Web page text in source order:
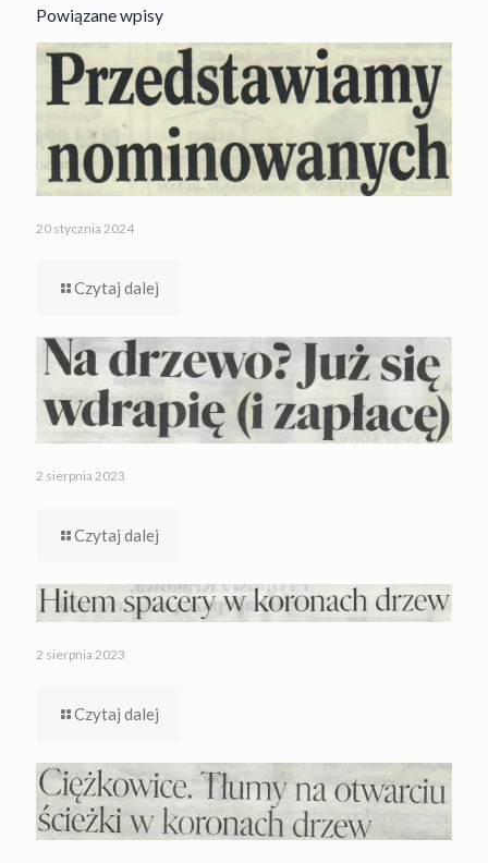
Powiązane wpisy
20 stycznia 2024
Czytaj dalej
2 sierpnia 2023
Czytaj dalej
2 sierpnia 2023
Czytaj dalej